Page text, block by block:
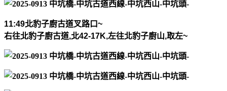
11:49北豹子廚古道叉路口~
右往北豹子廚古道,北42-17K,左往北豹子廚山,取左~